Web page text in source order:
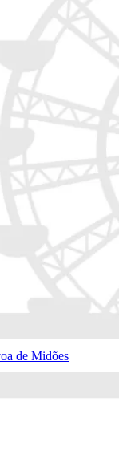
de Midões